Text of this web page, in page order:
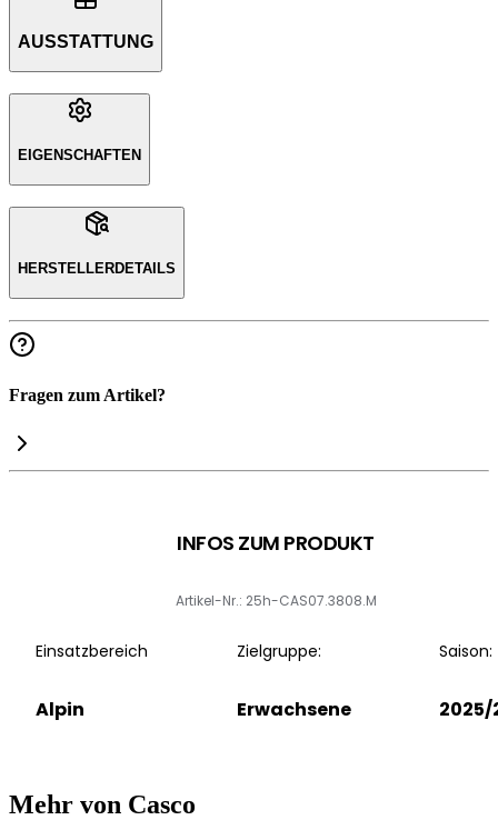
AUSSTATTUNG
EIGENSCHAFTEN
HERSTELLERDETAILS
Fragen zum Artikel?
INFOS ZUM PRODUKT
Artikel-Nr.: 25h-CAS07.3808.M
Einsatzbereich
Alpin
Zielgruppe:
Erwachsene
Saison:
2025/
Mehr von Casco